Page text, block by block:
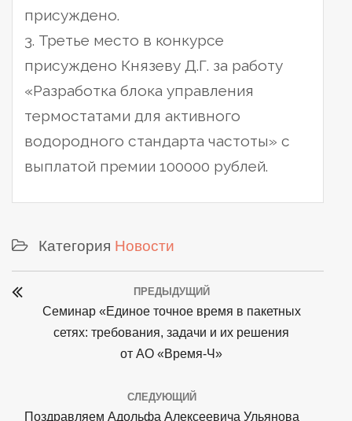
присуждено.
3. Третье место в конкурсе
присуждено Князеву Д.Г. за работу
«Разработка блока управления
термостатами для активного
водородного стандарта частоты» с
выплатой премии 100000 рублей.
Категория Новости
navigation
ПРЕДЫДУЩИЙ
Previous
post:
Семинар «Единое точное время в пакетных
сетях: требования, задачи и их решения
от АО «Время-Ч»
СЛЕДУЮЩИЙ
Next
Поздравляем Адольфа Алексеевича Ульянова